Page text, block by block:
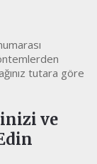
tutara göre
ve